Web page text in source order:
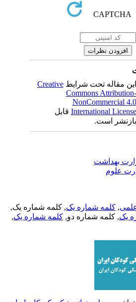
مقاله تحت شرایطCreative
Commons
NonCommercial
Internationalقابل
است.
بهداشت
علوم
, کلمه شماره یک, کلمه شماره یک,
یک, کلمه شماره دو,کلمه شماره یک,